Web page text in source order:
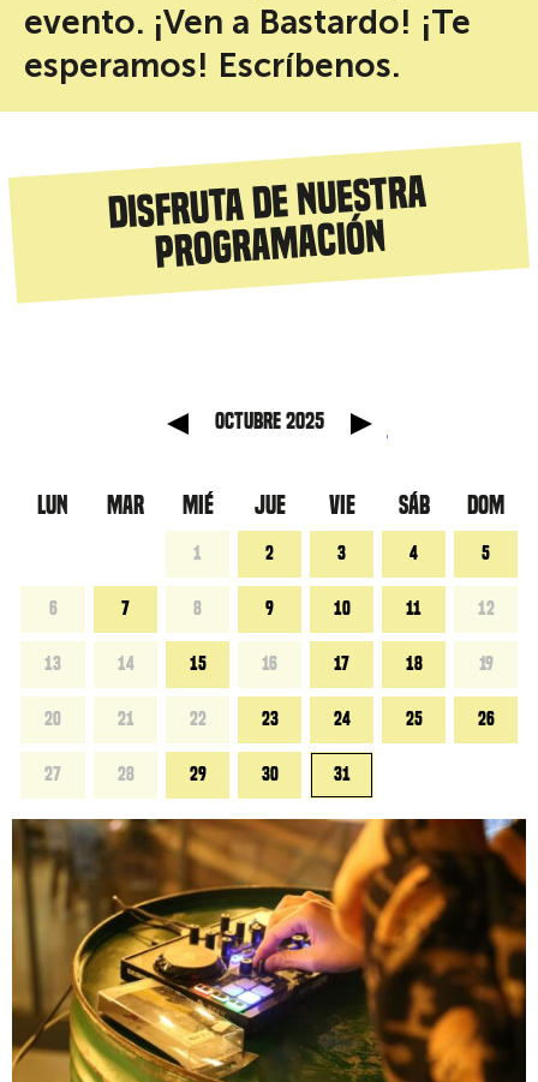
evento. ¡Ven a Bastardo! ¡Te
esperamos! Escríbenos.
Disfruta de nuestra
programación
octubre 2025
LUN MAR MIÉ JUE VIE SÁB DOM
1 2 3 4 5
6 7 8 9 10 11 12
13 14 15 16 17 18 19
20 21 22 23 24 25 26
27 28 29 30 31